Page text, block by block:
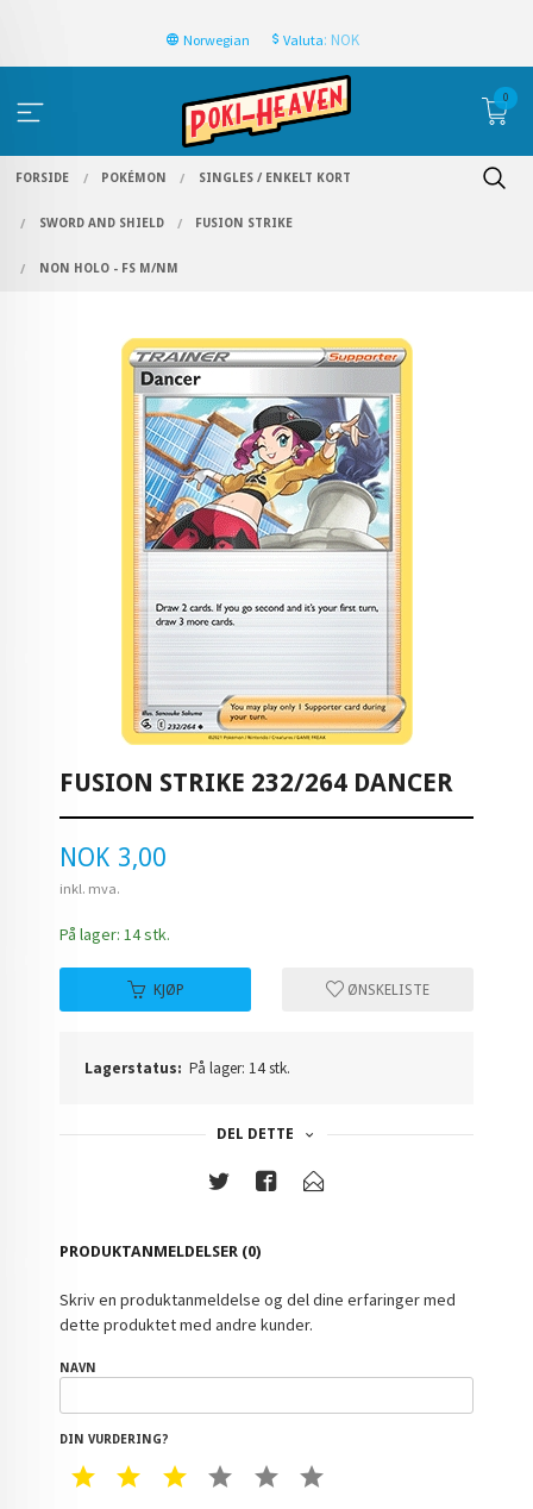
Norwegian Valuta: NOK
0
FORSIDE POKÉMON SINGLES / ENKELT KORT
SWORD AND SHIELD FUSION STRIKE
NON HOLO - FS M/NM
FUSION STRIKE 232/264 DANCER
Pris
NOK 3,00
inkl. mva.
På lager: 14 stk.
KJØP ØNSKELISTE
Lagerstatus: På lager: 14 stk.
DEL DETTE
PRODUKTANMELDELSER (0)
Skriv en produktanmeldelse og del dine erfaringer med
dette produktet med andre kunder.
NAVN
DIN VURDERING?
1 STAR2 STAR3 STAR4 STAR5 STAR